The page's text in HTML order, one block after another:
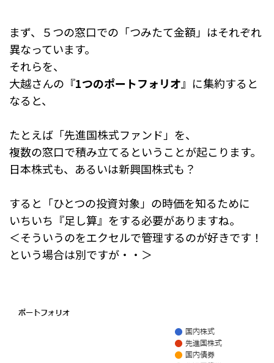
まず、５つの窓口での「つみたて金額」はそれぞれ
異なっています。
それらを、
大越さんの『1つのポートフォリオ』に集約すると
なると、
たとえば「先進国株式ファンド」を、
複数の窓口で積み立てるということが起こります。
日本株式も、あるいは新興国株式も？
すると「ひとつの投資対象」の時価を知るために
いちいち『足し算』をする必要がありますね。
＜そういうのをエクセルで管理するのが好きです！
という場合は別ですが・・＞